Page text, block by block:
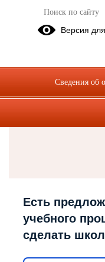
Есть
учебного
сделать
Версия
Сведения об